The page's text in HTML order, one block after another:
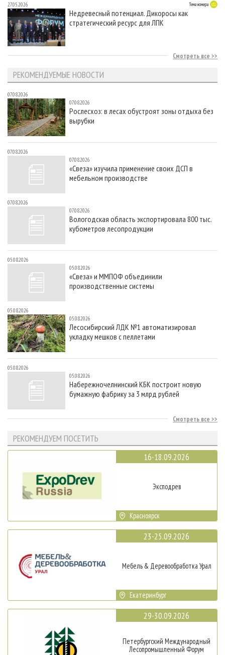
27.05.2026 Тема номера
Недревесный потенциал. Дикоросы как
стратегический ресурс для ЛПК
Смотреть все
РЕКОМЕНДУЕМЫЕ НОВОСТИ
07.08.2026
07.08.2026
Рослесхоз: в лесах обустроят зоны отдыха без
вырубки
07.08.2026
07.08.2026
«Свеза» изучила применение своих ДСП в
мебельном производстве
07.08.2026
07.08.2026
Вологодская область экспортировала 800 тыс.
кубометров лесопродукции
05.08.2026
05.08.2026
«Свеза» и ММПОФ объединили
производственные системы
05.08.2026
05.08.2026
Лесосибирский ЛДК №1 автоматизировал
укладку мешков с пеллетами
05.08.2026
05.08.2026
Набережночелнинский КБК построит новую
бумажную фабрику за 3 млрд рублей
Смотреть все
РЕКОМЕНДУЕМ ПОСЕТИТЬ
16-18.09.2026
Эксподрев
Красноярск
23-25.09.2026
Мебель & Деревообработка Урал
Екатеринбург
29-30.09.2026
Петербургский Международный
Лесопромышленный Форум